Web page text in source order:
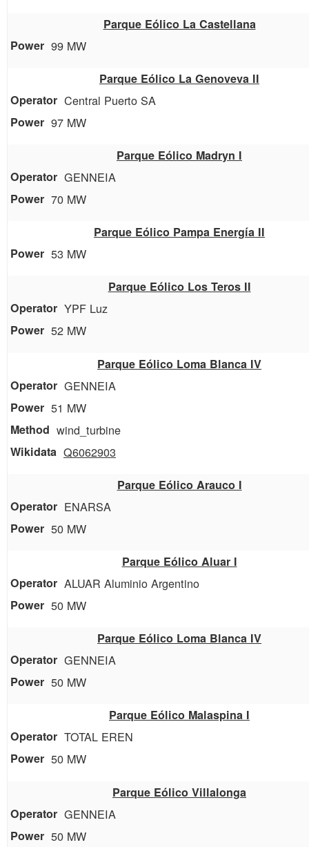
Parque Eólico La Castellana
99 MW
Parque Eólico La Genoveva II
Central Puerto SA
97 MW
Parque Eólico Madryn I
GENNEIA
70 MW
Parque Eólico Pampa Energía II
53 MW
Parque Eólico Los Teros II
YPF Luz
52 MW
Parque Eólico Loma Blanca IV
GENNEIA
51 MW
wind_turbine
Q6062903
Parque Eólico Arauco I
ENARSA
50 MW
Parque Eólico Aluar I
ALUAR Aluminio Argentino
50 MW
Parque Eólico Loma Blanca IV
GENNEIA
50 MW
Parque Eólico Malaspina I
TOTAL EREN
50 MW
Parque Eólico Villalonga
GENNEIA
50 MW